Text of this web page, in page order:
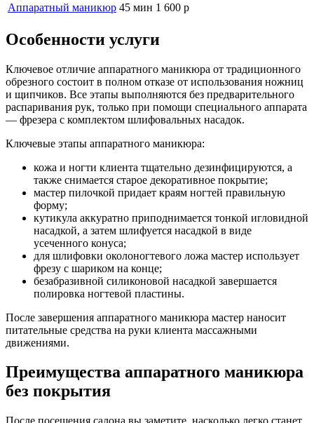
Аппаратный маникюр 45 мин 1 600 р
Особенности услуги
Ключевое отличие аппаратного маникюра от традиционного
обрезного состоит в полном отказе от использования ножниц
и щипчиков. Все этапы выполняются без предварительного
распаривания рук, только при помощи специального аппарата
— фрезера с комплектом шлифовальных насадок.
Ключевые этапы аппаратного маникюра:
кожа и ногти клиента тщательно дезинфицируются, а
также снимается старое декоративное покрытие;
мастер пилочкой придает краям ногтей правильную
форму;
кутикула аккуратно приподнимается тонкой игловидной
насадкой, а затем шлифуется насадкой в виде
усеченного конуса;
для шлифовки околоногтевого ложа мастер использует
фрезу с шариком на конце;
безабразивной силиконовой насадкой завершается
полировка ногтевой пластины.
После завершения аппаратного маникюра мастер наносит
питательные средства на руки клиента массажными
движениями.
Преимущества аппаратного маникюра
без покрытия